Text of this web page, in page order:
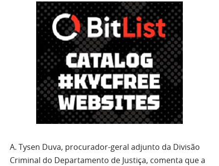
A. Tysen Duva, procurador-geral adjunto da Divisão
Criminal do Departamento de Justiça, comenta que a